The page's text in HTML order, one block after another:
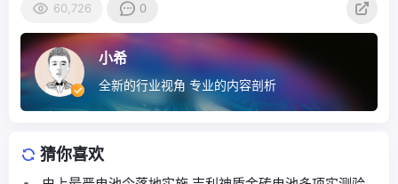
60,726 0
小希
全新的行业视角 专业的内容剖析
猜你喜欢